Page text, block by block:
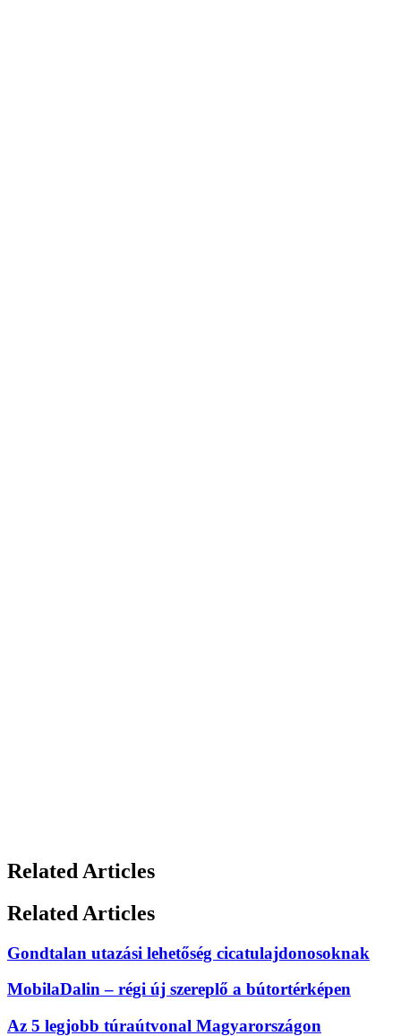
Related Articles
Related Articles
Gondtalan utazási lehetőség cicatulajdonosoknak
MobilaDalin – régi új szereplő a bútortérképen
Az 5 legjobb túraútvonal Magyarországon